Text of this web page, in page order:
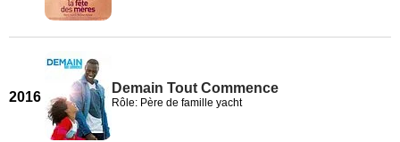
2016
Demain Tout Commence
Rôle: Père de famille yacht